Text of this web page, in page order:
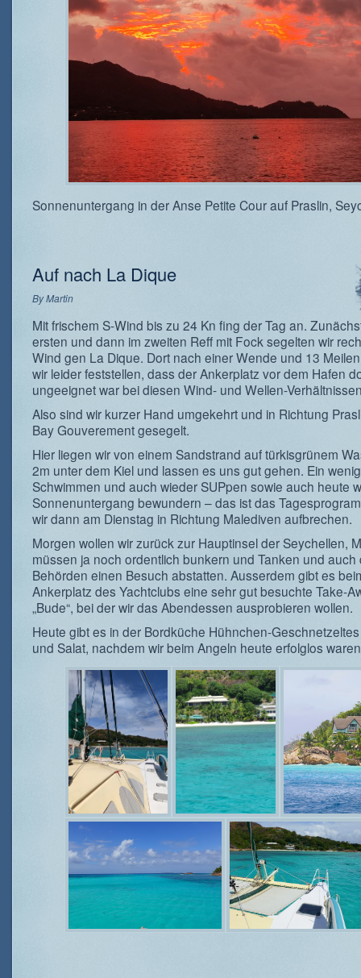
Sonnenuntergang in der Anse Petite Cour auf Praslin,
Auf nach La Dique
ByMartin
Mit frischem S-Wind bis zu 24 Kn fing der Tag an.
ersten und dann im zweiten Reff mit Fock segelten wir
Wind gen La Dique. Dort nach einer Wende und 13
wir leider feststellen, dass der Ankerplatz vor dem Hafen
ungeeignet war bei diesen Wind- und Wellen-
Also sind wir kurzer Hand umgekehrt und in Richtung
Bay Gouverement gesegelt.
Hier liegen wir von einem Sandstrand auf türkisgrünem
2m unter dem Kiel und lassen es uns gut gehen. Ein wenig
Schwimmen und auch wieder SUPpen sowie auch heute
Sonnenuntergang bewundern – das ist das
wir dann am Dienstag in Richtung Malediven aufbrechen.
Morgen wollen wir zurück zur Hauptinsel der Seychellen,
müssen ja noch ordentlich bunkern und Tanken und auch
Behörden einen Besuch abstatten. Ausserdem gibt es
Ankerplatz des Yachtclubs eine sehr gut besuchte Take-
„Bude“, bei der wir das Abendessen ausprobieren wollen.
Heute gibt es in der Bordküche Hühnchen-
und Salat, nachdem wir beim Angeln heute erfolglos